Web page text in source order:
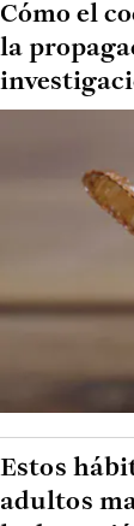
Cómo el
la
Estos
adultos